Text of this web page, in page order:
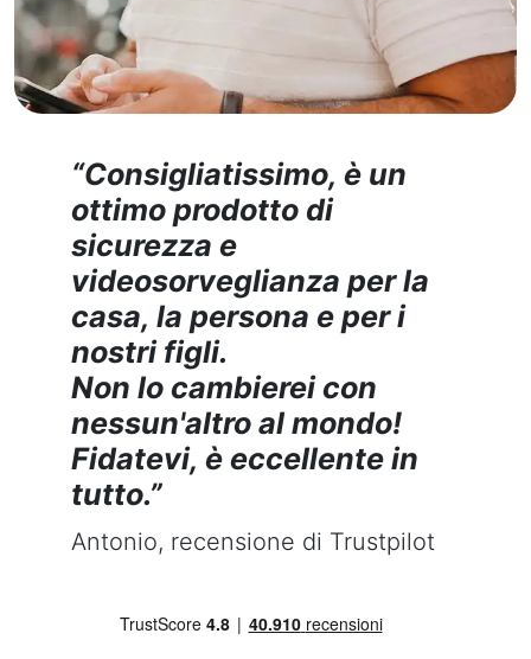
“Consigliatissimo, è un
ottimo prodotto di
sicurezza e
videosorveglianza per la
casa, la persona e per i
nostri figli.
Non lo cambierei con
nessun'altro al mondo!
Fidatevi, è eccellente in
tutto.”
Antonio, recensione di Trustpilot